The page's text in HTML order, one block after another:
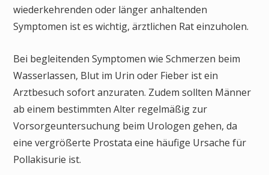
wiederkehrenden oder länger anhaltenden
Symptomen ist es wichtig, ärztlichen Rat einzuholen.
Bei begleitenden Symptomen wie Schmerzen beim
Wasserlassen, Blut im Urin oder Fieber ist ein
Arztbesuch sofort anzuraten. Zudem sollten Männer
ab einem bestimmten Alter regelmäßig zur
Vorsorgeuntersuchung beim Urologen gehen, da
eine vergrößerte Prostata eine häufige Ursache für
Pollakisurie ist.